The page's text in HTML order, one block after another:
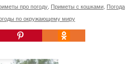
про погоду, Приметы с кошками, Погода
по окружающему миру